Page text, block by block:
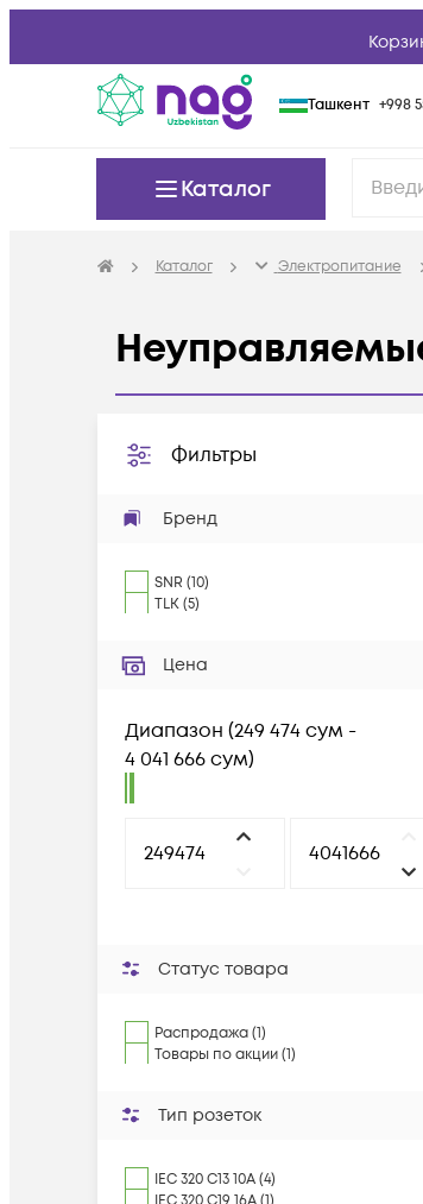
Ташкент +998
Каталог
Каталог Электропитание
Фильтры
Бренд
SNR (10)
TLK(5)
Цена
Диапазон (249 474 сум -
4 041 666 сум)
Статус товара
Распродажа (1)
Товары по акции (1)
Тип розеток
IEC 320 C13 10A (4)